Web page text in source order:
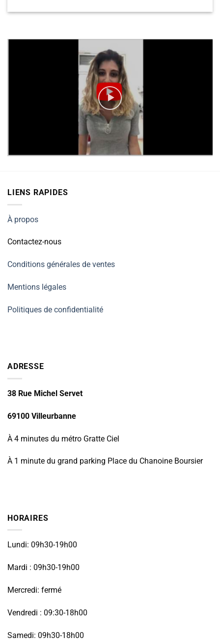
LIENS RAPIDES
À propos
Contactez-nous
Conditions générales de ventes
Mentions légales
Politiques de confidentialité
ADRESSE
38 Rue Michel Servet
69100 Villeurbanne
À 4 minutes du métro Gratte Ciel
À 1 minute du grand parking Place du Chanoine Boursier
HORAIRES
Lundi: 09h30-19h00
Mardi : 09h30-19h00
Mercredi: fermé
Vendredi : 09:30-18h00
Samedi: 09h30-18h00